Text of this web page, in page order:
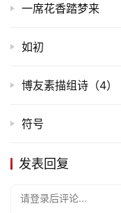
感
旅
儿
娱
一席花香踏梦来
如初
博友素描组诗（4）
符号
发表回复
请登录后评论...